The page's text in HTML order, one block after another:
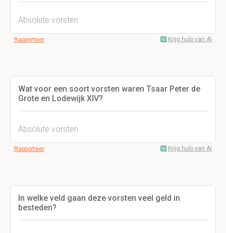
Absolute vorsten
Rapporteer Krijg hulp van AI
Wat voor een soort vorsten waren Tsaar Peter de
Grote en Lodewijk XIV?
Absolute vorsten
Rapporteer Krijg hulp van AI
In welke veld gaan deze vorsten veel geld in
besteden?